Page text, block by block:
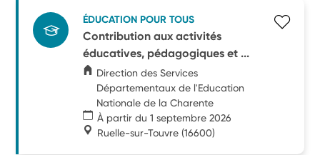
ÉDUCATION POUR TOUS
Contribution aux activités
éducatives, pédagogiques et ...
Direction des Services
Départementaux de l'Education
Nationale de la Charente
À partir du 1 septembre 2026
Ruelle-sur-Touvre (16600)